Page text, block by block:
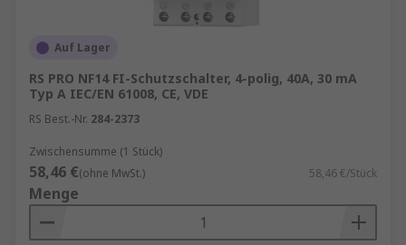
Auf Lager
RS PRO NF14 FI-Schutzschalter, 4-polig, 40A, 30 mA
Typ A IEC/EN 61008, CE, VDE
RS Best.-Nr. 284-2373
Zwischensumme (1 Stück)
58,46 €(ohne MwSt.) 58,46 €/Stück
Menge